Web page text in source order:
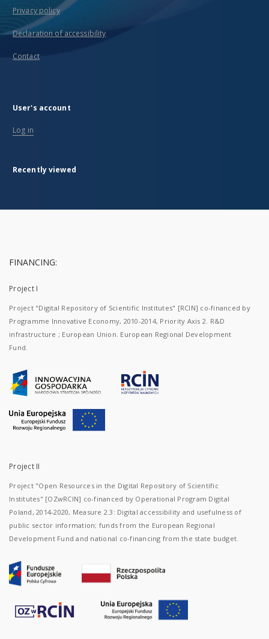
Privacy policy
Declaration of accessibility
Contact
User's account
Log in
Recently viewed
FINANCING:
Project I
Project "Digital Repository of Scientific Institutes" [RCIN] co-financed by
Programme Innovative Economy, 2010-2014, Priority Axis 2. R&D
infrastructure ; European Union. European Regional Development
Fund.
Project II
Project "Open Resources in the Digital Repository of Scientific
Institutes" [OZwRCIN] co-financed by Operational Program Digital
Poland, 2014-2020, Measure 2.3: Digital accessibility and usefulness of
public sector information; funds from the European Regional
Development Fund and national co-financing from the state budget.